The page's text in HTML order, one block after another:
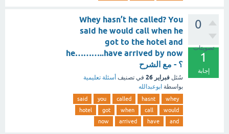
0
تصويتات
1
إجابة
Whey hasn’t he called? You
said he would call when he
got to the hotel and
he………..have arrived by now
؟ - مع الشرح
سُئل فبراير 26 في تصنيف أسئلة تعليمية
بواسطة ابوعبدالله
whey
hasnt
called
you
said
would
call
when
got
hotel
and
have
arrived
now